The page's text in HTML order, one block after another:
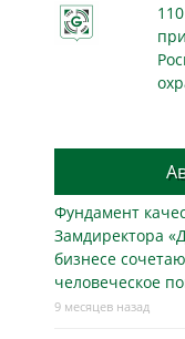
Фундамент
Замдиректора
бизнесe
человеческое
9 месяцев назад